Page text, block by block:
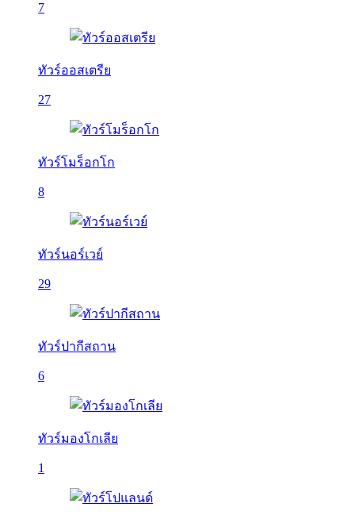
7
ทัวร์ออสเตรีย
27
ทัวร์โมร็อกโก
8
ทัวร์นอร์เวย์
29
ทัวร์ปากีสถาน
6
ทัวร์มองโกเลีย
1